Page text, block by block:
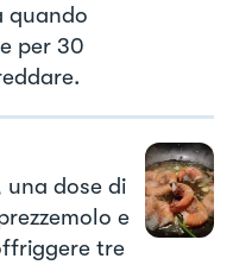
quando
per 30
una dose di
e
tre